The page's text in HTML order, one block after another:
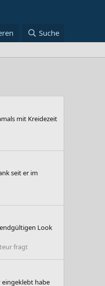
Suche
mit Kreidezeit
seit er im
Look
fragt
eingeklebt habe